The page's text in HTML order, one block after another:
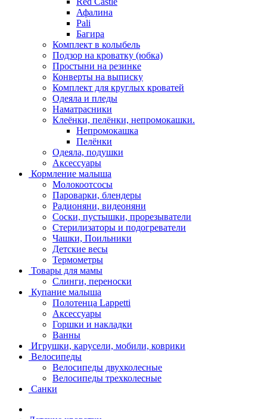
Афалина
Pali
Багира
Комплект в колыбель
Подзор на кроватку (юбка)
Простыни на резинке
Конверты на выписку
Комплект для круглых кроватей
Одеяла и пледы
Наматрасники
Клеёнки, пелёнки, непромокашки.
Непромокашка
Пелёнки
Одеяла, подушки
Аксессуары
Кормление малыша
Молокоотсосы
Пароварки, блендеры
Радионяни, видеоняни
Соски, пустышки, прорезыватели
Стерилизаторы и подогреватели
Чашки, Поильники
Детские весы
Термометры
Товары для мамы
Слинги, переноски
Купание малыша
Полотенца Lappetti
Аксессуары
Горшки и накладки
Ванны
Игрушки, карусели, мобили, коврики
Велосипеды
Велосипеды двухколесные
Велосипеды трехколесные
Санки